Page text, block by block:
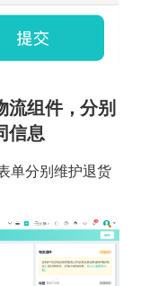
流组件，分别
信息
单分别维护退货